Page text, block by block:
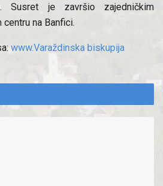
Susret je završio zajedničkim
na Banfici.
www.Varaždinska biskupija